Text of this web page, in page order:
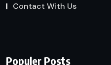
Contact With Us
Populer Posts